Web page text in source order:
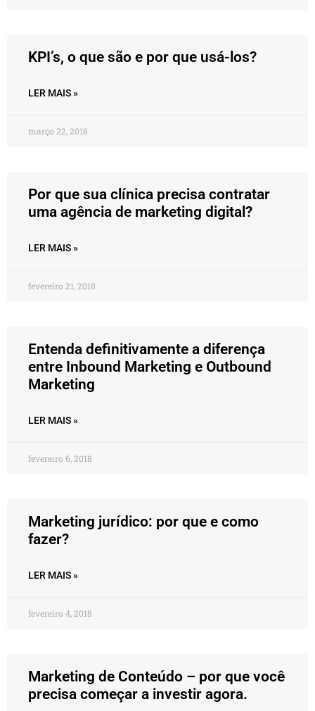
KPI’s, o que são e por que usá-los?
LER MAIS »
março 22, 2018
Por que sua clínica precisa contratar
uma agência de marketing digital?
LER MAIS »
fevereiro 21, 2018
Entenda definitivamente a diferença
entre Inbound Marketing e Outbound
Marketing
LER MAIS »
fevereiro 6, 2018
Marketing jurídico: por que e como
fazer?
LER MAIS »
fevereiro 4, 2018
Marketing de Conteúdo – por que você
precisa começar a investir agora.